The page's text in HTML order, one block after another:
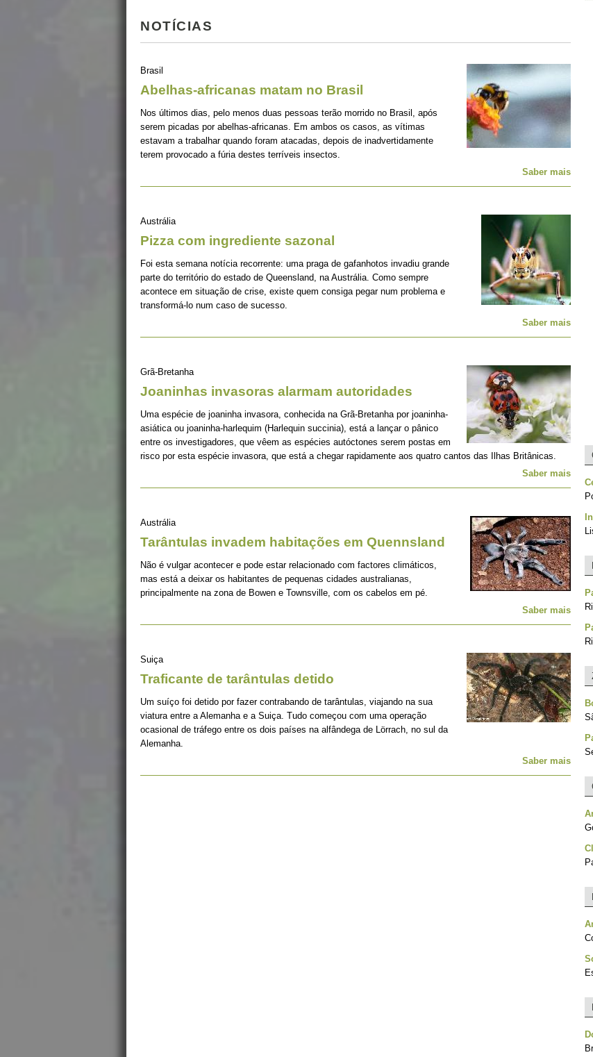
NOTÍCIAS
Brasil
Abelhas-africanas matam no Brasil
Nos últimos dias, pelo menos duas pessoas terão morrido no Brasil, após
serem picadas por abelhas-africanas. Em ambos os casos, as vítimas
estavam a trabalhar quando foram atacadas, depois de inadvertidamente
terem provocado a fúria destes terríveis insectos.
Saber mais
Austrália
Pizza com ingrediente sazonal
Foi esta semana notícia recorrente: uma praga de gafanhotos invadiu grande
parte do território do estado de Queensland, na Austrália. Como sempre
acontece em situação de crise, existe quem consiga pegar num problema e
transformá-lo num caso de sucesso.
Saber mais
Grã-Bretanha
Joaninhas invasoras alarmam autoridades
Uma espécie de joaninha invasora, conhecida na Grã-Bretanha por joaninha-
asiática ou joaninha-harlequim (Harlequin succinia), está a lançar o pânico
entre os investigadores, que vêem as espécies autóctones serem postas em
risco por esta espécie invasora, que está a chegar rapidamente aos quatro cantos das Ilhas Britânicas.
Saber mais
Austrália
Tarântulas invadem habitações em Quennsland
Não é vulgar acontecer e pode estar relacionado com factores climáticos,
mas está a deixar os habitantes de pequenas cidades australianas,
principalmente na zona de Bowen e Townsville, com os cabelos em pé.
Saber mais
Suiça
Traficante de tarântulas detido
Um suíço foi detido por fazer contrabando de tarântulas, viajando na sua
viatura entre a Alemanha e a Suiça. Tudo começou com uma operação
ocasional de tráfego entre os dois países na alfândega de Lörrach, no sul da
Alemanha.
Saber mais